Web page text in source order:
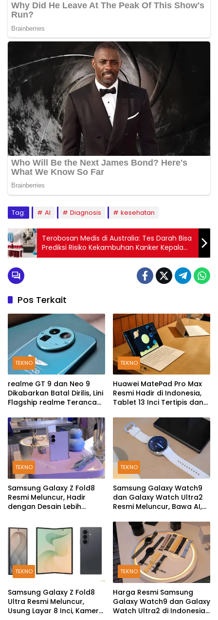
Tag: AI Diagnosis kesehatan
Terobosan Medis di Australia: Tes Darah Bisa
Prediksi Risiko Kekambuhan Kanker Kepala
dan Leher
Pos Terkait
TEKNO
realme GT 9 dan Neo 9
Dikabarkan Batal Dirilis, Lini
Flagship realme Terancam
TEKNO
Huawei MatePad Pro Max
Resmi Hadir di Indonesia,
Tablet 13 Inci Tertipis dan
TEKNO
Samsung Galaxy Z Fold8
Resmi Meluncur, Hadir
dengan Desain Lebih
TEKNO
Samsung Galaxy Watch9
dan Galaxy Watch Ultra2
Resmi Meluncur, Bawa AI,
dan Fitur Kesehatan Baru
TEKNO
Samsung Galaxy Z Fold8
Ultra Resmi Meluncur,
Usung Layar 8 Inci, Kamera
TEKNO
Harga Resmi Samsung
Galaxy Watch9 dan Galaxy
Watch Ultra2 di Indonesia,